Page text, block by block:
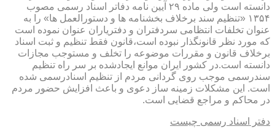
دانسته است ولی ماده ۲۹ آیین نامه دفاتر اسناد رسمی مصوب
۱۳۵۴ «تنظیم سند برخلاف بخشنامه ها و دستورالعمل ها» را به
عنوان تخلفات انتظامی سردفتران و دفتریاران عنوان نموده است
که مورد نظر قانونگذار نبوده است،قانون فقط تنظیم و ثبت اسناد
برخلاف قانون و مقررات موضوعه را تخلف و مستوجب مجازات
دانسته است.در کشور ایران موانع ایجادشده بر سر راه تنظیم
سندرسمی موجب روی گردانی مردم از تنظیم اسنادرسمی شده
است. این مشکلات زمینه ساز دعوی و باعث افزایش حضور مردم
در محاکم و مراجع قضایی است.
دفتر اسناد رسمی چیست